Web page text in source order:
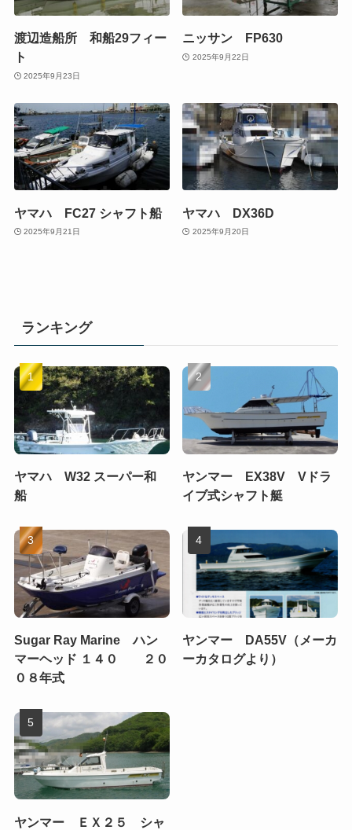
渡辺造船所 和船29フィー
ト
2025年9月23日
ニッサン FP630
2025年9月22日
ヤマハ FC27 シャフト船
2025年9月21日
ヤマハ DX36D
2025年9月20日
ランキング
ヤマハ W32 スーパー和
船
ヤンマー EX38V Vドラ
イブ式シャフト艇
Sugar Ray Marine ハン
マーヘッド １４０ ２０
０８年式
ヤンマー DA55V（メーカ
ーカタログより）
ヤンマー ＥＸ２５ シャ